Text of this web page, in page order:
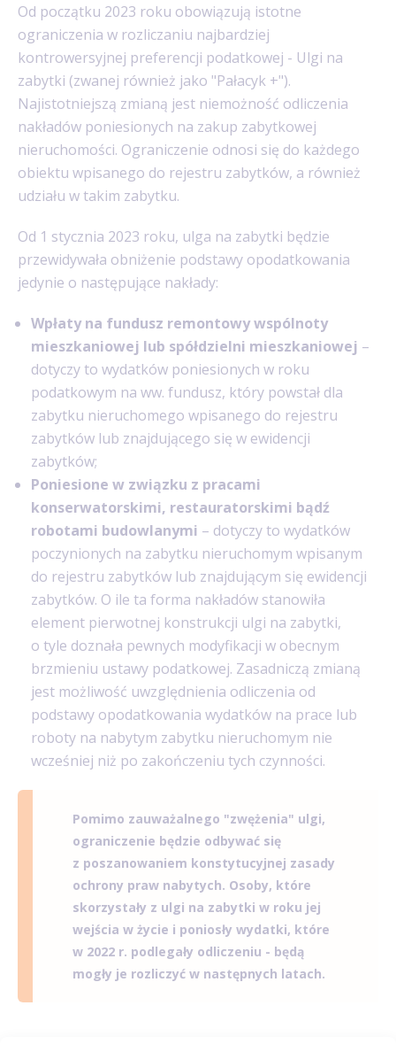
Od początku 2023 roku obowiązują istotne
ograniczenia w rozliczaniu najbardziej
kontrowersyjnej preferencji podatkowej - Ulgi na
zabytki (zwanej również jako "Pałacyk +").
Najistotniejszą zmianą jest niemożność odliczenia
nakładów poniesionych na zakup zabytkowej
nieruchomości. Ograniczenie odnosi się do każdego
obiektu wpisanego do rejestru zabytków, a również
udziału w takim zabytku.
Od 1 stycznia 2023 roku, ulga na zabytki będzie
przewidywała obniżenie podstawy opodatkowania
jedynie o następujące nakłady:
Wpłaty na fundusz remontowy wspólnoty
mieszkaniowej lub spółdzielni mieszkaniowej –
dotyczy to wydatków poniesionych w roku
podatkowym na ww. fundusz, który powstał dla
zabytku nieruchomego wpisanego do rejestru
zabytków lub znajdującego się w ewidencji
zabytków;
Poniesione w związku z pracami
konserwatorskimi, restauratorskimi bądź
robotami budowlanymi – dotyczy to wydatków
poczynionych na zabytku nieruchomym wpisanym
do rejestru zabytków lub znajdującym się ewidencji
zabytków. O ile ta forma nakładów stanowiła
element pierwotnej konstrukcji ulgi na zabytki,
o tyle doznała pewnych modyfikacji w obecnym
brzmieniu ustawy podatkowej. Zasadniczą zmianą
jest możliwość uwzględnienia odliczenia od
podstawy opodatkowania wydatków na prace lub
roboty na nabytym zabytku nieruchomym nie
wcześniej niż po zakończeniu tych czynności.
Pomimo zauważalnego "zwężenia" ulgi,
ograniczenie będzie odbywać się
z poszanowaniem konstytucyjnej zasady
ochrony praw nabytych. Osoby, które
skorzystały z ulgi na zabytki w roku jej
wejścia w życie i poniosły wydatki, które
w 2022 r. podlegały odliczeniu - będą
mogły je rozliczyć w następnych latach.